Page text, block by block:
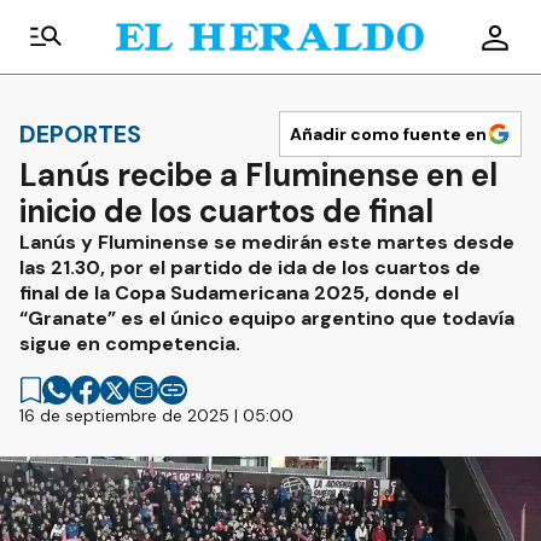
DEPORTES Añadir como fuente en
Lanús recibe a Fluminense en el
inicio de los cuartos de final
Lanús y Fluminense se medirán este martes desde
las 21.30, por el partido de ida de los cuartos de
final de la Copa Sudamericana 2025, donde el
“Granate” es el único equipo argentino que todavía
sigue en competencia.
16 de septiembre de 2025 | 05:00